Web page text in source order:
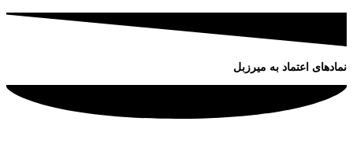
نمادهای اعتماد به میرزبل